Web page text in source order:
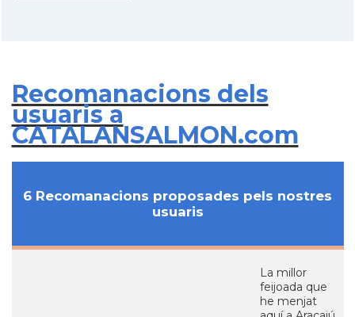
Recomanacions dels
usuaris a
CATALANSALMON.com
6 Recomanacions proposades pels nostres
usuaris
La millor
feijoada que
he menjat